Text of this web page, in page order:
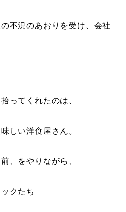
不況のあおりを受け、会社
ってくれたのは、
しい洋食屋さん。
、をやりながら、
クたち